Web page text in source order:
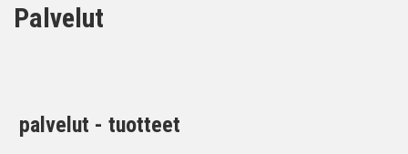
Palvelut
palvelut - tuotteet